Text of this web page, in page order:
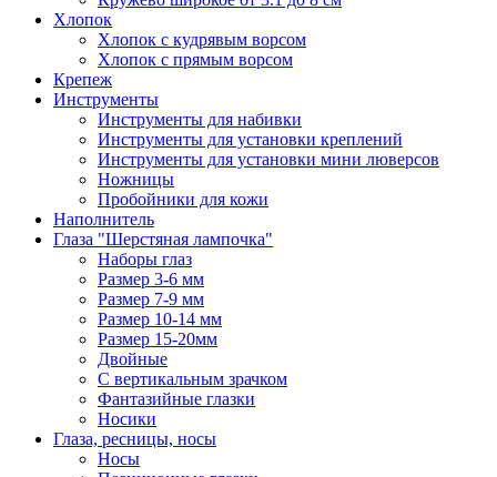
Хлопок
Хлопок с кудрявым ворсом
Хлопок с прямым ворсом
Крепеж
Инструменты
Инструменты для набивки
Инструменты для установки креплений
Инструменты для установки мини люверсов
Ножницы
Пробойники для кожи
Наполнитель
Глаза "Шерстяная лампочка"
Наборы глаз
Размер 3-6 мм
Размер 7-9 мм
Размер 10-14 мм
Размер 15-20мм
Двойные
С вертикальным зрачком
Фантазийные глазки
Носики
Глаза, ресницы, носы
Носы